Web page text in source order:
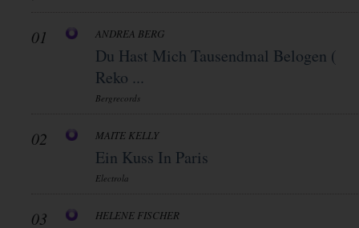
01 ANDREA BERG
Du Hast Mich Tausendmal Belogen (
Reko ...
Bergrecords
02 MAITE KELLY
Ein Kuss In Paris
Electrola
03 HELENE FISCHER